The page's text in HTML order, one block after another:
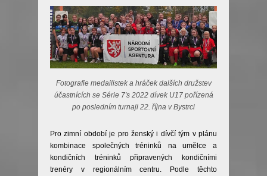
Fotografie medailistek a hráček dalších družstev
účastnících se Série 7′s 2022 dívek U17 pořízená
po posledním turnaji 22. října v Bystrci
Pro zimní období je pro ženský i dívčí tým v plánu
kombinace společných tréninků na umělce a
kondičních tréninků připravených kondičními
trenéry v regionálním centru. Podle těchto